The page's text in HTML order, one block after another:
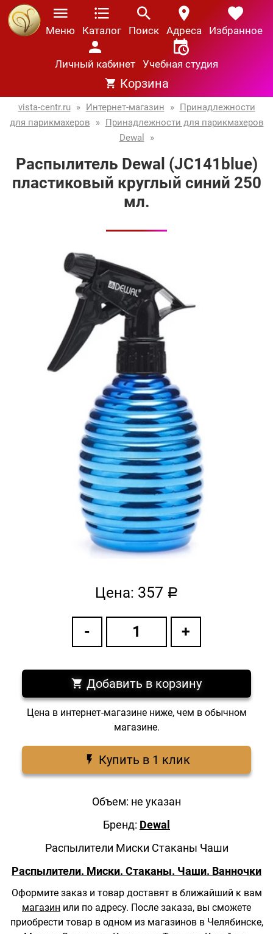
Меню Каталог Поиск Адреса Избранное
Личный кабинет Учебная студия
Корзина
vista-centr.ru » Интернет-магазин » Принадлежности
для парикмахеров
» Принадлежности для парикмахеров
Dewal
»
Распылитель Dewal (JC141blue)
пластиковый круглый синий 250
мл.
Цена: 357 a
Добавить в корзину
Цена в интернет-магазине ниже, чем в обычном
магазине.
Купить в 1 клик
Объем: не указан
Бренд: Dewal
Распылители Миски Стаканы Чаши
Распылители. Миски. Стаканы. Чаши. Ванночки
Оформите заказ и товар доставят в ближайший к вам
магазин или по адресу. После заказа, вы сможете
приобрести товар в одном из магазинов в Челябинске,